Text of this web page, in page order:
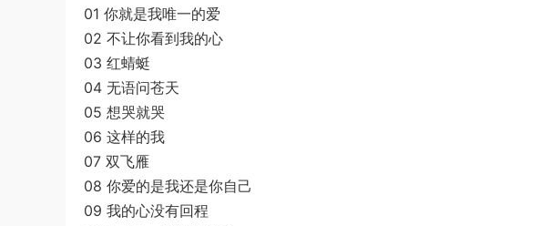
01 你就是我唯一的爱
02 不让你看到我的心
03 红蜻蜓
04 无语问苍天
05 想哭就哭
06 这样的我
07 双飞雁
08 你爱的是我还是你自己
09 我的心没有回程